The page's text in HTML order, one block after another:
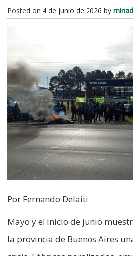
Posted on 4 de junio de 2026 by
Por Fernando Delaiti
Mayo y el inicio de junio
la provincia de Buenos Aires